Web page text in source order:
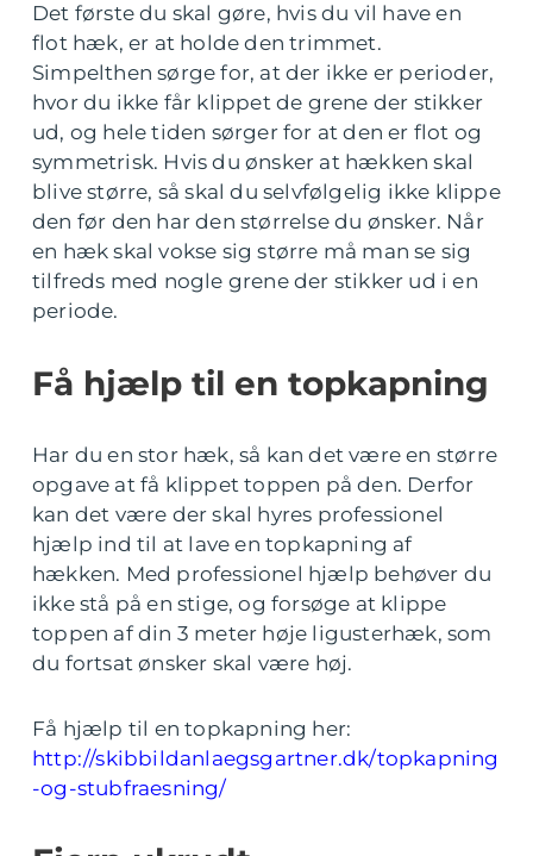
Det første du skal gøre, hvis du vil have en
flot hæk, er at holde den trimmet.
Simpelthen sørge for, at der ikke er perioder,
hvor du ikke får klippet de grene der stikker
ud, og hele tiden sørger for at den er flot og
symmetrisk. Hvis du ønsker at hækken skal
blive større, så skal du selvfølgelig ikke klippe
den før den har den størrelse du ønsker. Når
en hæk skal vokse sig større må man se sig
tilfreds med nogle grene der stikker ud i en
periode.
Få hjælp til en topkapning
Har du en stor hæk, så kan det være en større
opgave at få klippet toppen på den. Derfor
kan det være der skal hyres professionel
hjælp ind til at lave en topkapning af
hækken. Med professionel hjælp behøver du
ikke stå på en stige, og forsøge at klippe
toppen af din 3 meter høje ligusterhæk, som
du fortsat ønsker skal være høj.
Få hjælp til en topkapning her:
http://skibbildanlaegsgartner.dk/topkapning
-og-stubfraesning/